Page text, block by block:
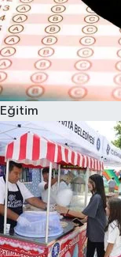
Eğitim